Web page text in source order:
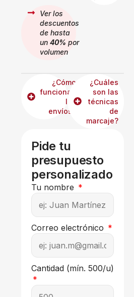
Ver los
descuentos
de hasta
un 40% por
volumen
¿Cómo
funcionan
los
envíos?
¿Cuáles
son las
técnicas
de
marcaje?
Pide tu
presupuesto
personalizado
Tu nombre
Correo electrónico
Cantidad (mín. 500/u)